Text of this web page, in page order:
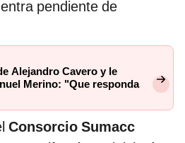
pendiente de
Alejandro Cavero y le
Merino: "Que responda
Consorcio Sumacc